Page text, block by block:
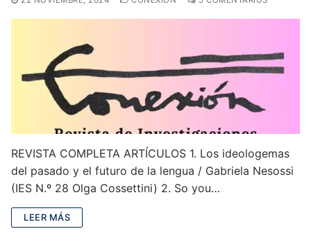
REVISTA COMPLETA ARTÍCULOS 1. Los ideologemas
del pasado y el futuro de la lengua / Gabriela Nesossi
(IES N.º 28 Olga Cossettini) 2. So you…
LEER MÁS